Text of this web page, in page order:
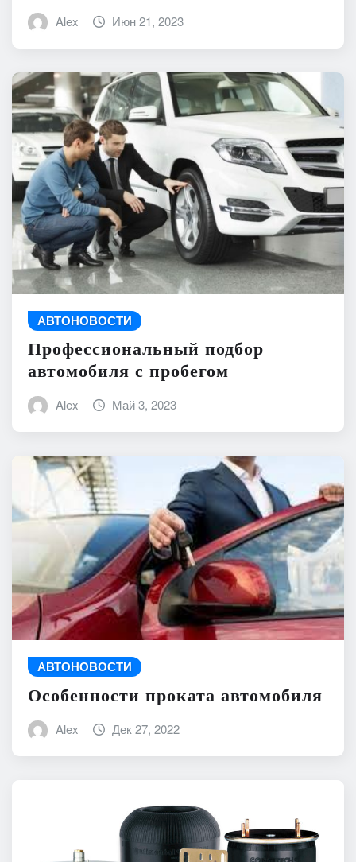
Alex Июн 21, 2023
АВТОНОВОСТИ
Профессиональный подбор
автомобиля с пробегом
Alex Май 3, 2023
АВТОНОВОСТИ
Особенности проката автомобиля
Alex Дек 27, 2022